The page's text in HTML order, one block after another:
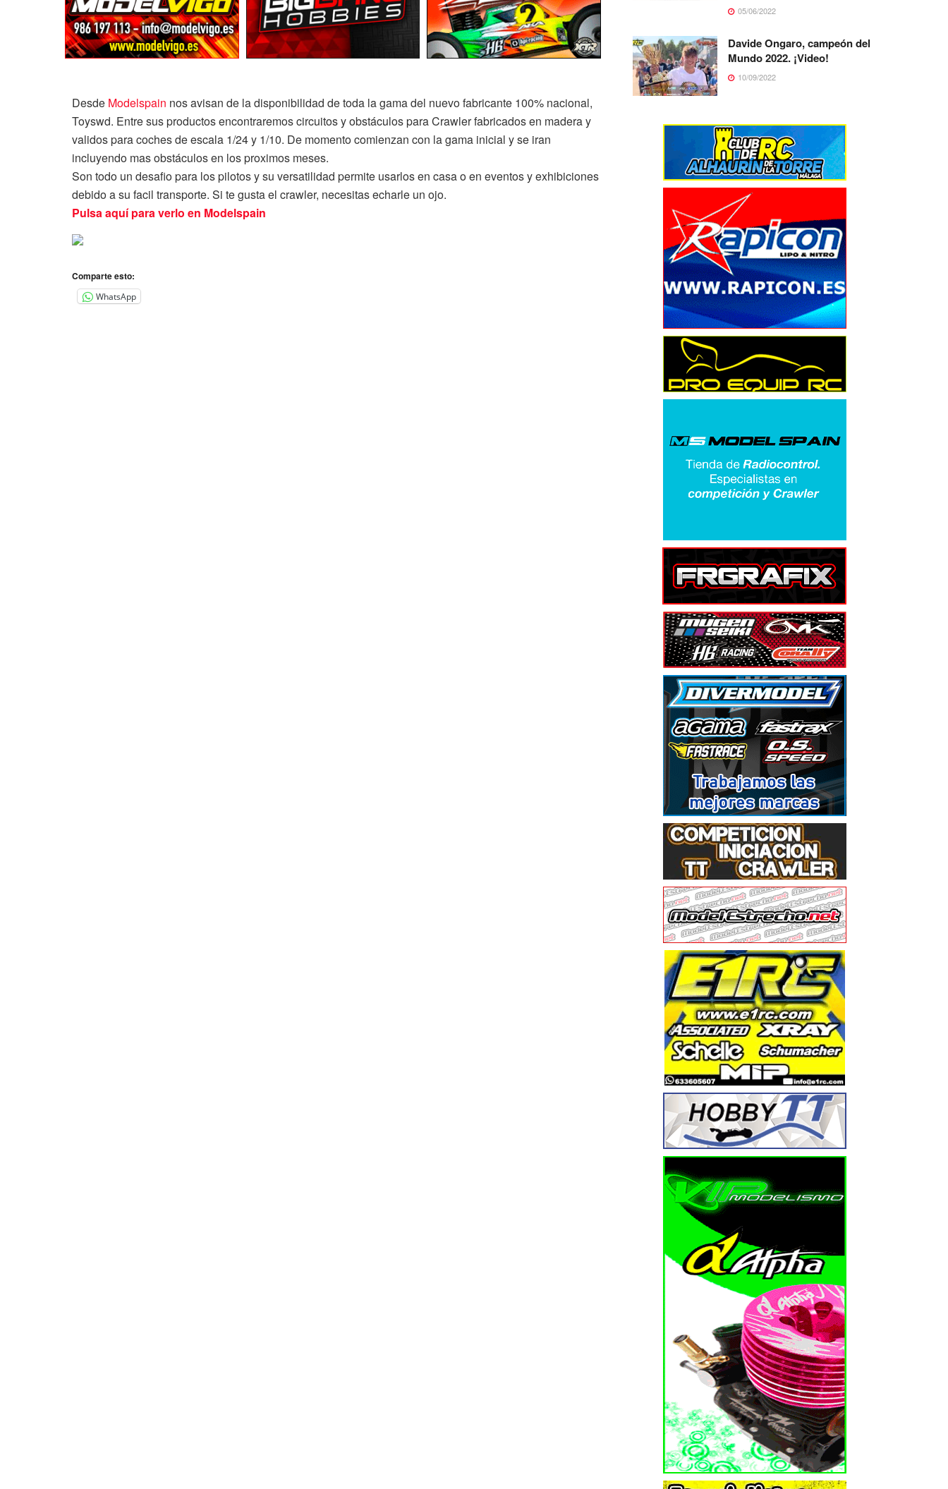
Desde Modelspain nos avisan de la disponibilidad de toda la gama del nuevo fabricante 100% nacional,
Toyswd. Entre sus productos encontraremos circuitos y obstáculos para Crawler fabricados en madera y
validos para coches de escala 1/24 y 1/10. De momento comienzan con la gama inicial y se iran
incluyendo mas obstáculos en los proximos meses.
Son todo un desafio para los pilotos y su versatilidad permite usarlos en casa o en eventos y exhibiciones
debido a su facil transporte. Si te gusta el crawler, necesitas echarle un ojo.
Pulsa aquí para verlo en Modelspain
Comparte esto:
WhatsApp
05/06/2022
Davide Ongaro, campeón del
Mundo 2022. ¡Video!
10/09/2022